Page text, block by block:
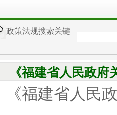
政策法规搜索关键
《福建省人民政
《福建省人民